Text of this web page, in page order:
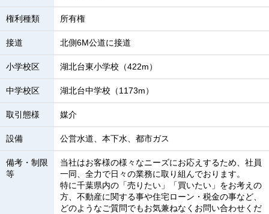
権利種類 所有権
接道 北側6M公道に接道
小学校区 湖北台東小学校（422m）
中学校区 湖北台中学校（1173m）
取引態様 媒介
設備 公営水道、本下水、都市ガス
備考・制限
等
当社はお客様の様々なニーズにお応えするため、社員
一同、全力で日々の業務に取り組んでおります。
特に千葉県内の「売りたい」「買いたい」をお考えの
方、不動産に関する事や住宅ローン・税金の事など、
どのようなご質問でもお気兼ねなくお問い合わせくだ